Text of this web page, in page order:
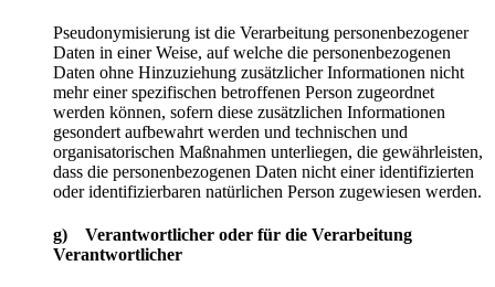
Pseudonymisierung ist die Verarbeitung personenbezogener
Daten in einer Weise, auf welche die personenbezogenen
Daten ohne Hinzuziehung zusätzlicher Informationen nicht
mehr einer spezifischen betroffenen Person zugeordnet
werden können, sofern diese zusätzlichen Informationen
gesondert aufbewahrt werden und technischen und
organisatorischen Maßnahmen unterliegen, die gewährleisten,
dass die personenbezogenen Daten nicht einer identifizierten
oder identifizierbaren natürlichen Person zugewiesen werden.
g) Verantwortlicher oder für die Verarbeitung
Verantwortlicher